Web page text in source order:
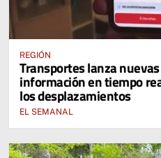
REGIÓN
Transportes lanza
información en tiempo
los desplazamientos
EL SEMANAL